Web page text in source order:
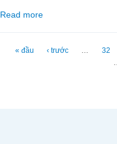
Read more
Trang
« đầu ‹ trước
32